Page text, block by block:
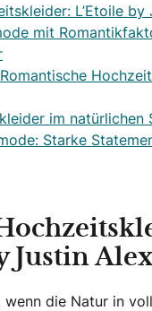
L’Etoile
mit
im natürlichen
Starke
Justin
wenn die Natur in